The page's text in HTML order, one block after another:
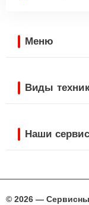
Меню
Виды
Наши
© 2026 —